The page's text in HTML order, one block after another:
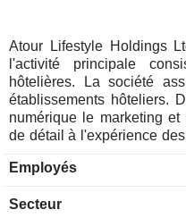
Atour Lifestyle Holdings
l'activité principale
hôtelières. La société
établissements hôteliers.
numérique le marketing
de détail à l'expérience
sommeil, dans le but
Yaduo, Atour Light, Atour
Employés
Secteur